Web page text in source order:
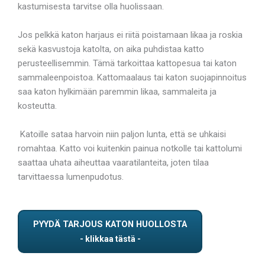
kastumisesta tarvitse olla huolissaan.
Jos pelkkä katon harjaus ei riitä poistamaan likaa ja roskia
sekä kasvustoja katolta, on aika puhdistaa katto
perusteellisemmin. Tämä tarkoittaa kattopesua tai katon
sammaleenpoistoa. Kattomaalaus tai katon suojapinnoitus
saa katon hylkimään paremmin likaa, sammaleita ja
kosteutta.
Katoille sataa harvoin niin paljon lunta, että se uhkaisi
romahtaa. Katto voi kuitenkin painua notkolle tai kattolumi
saattaa uhata aiheuttaa vaaratilanteita, joten tilaa
tarvittaessa lumenpudotus.
PYYDÄ TARJOUS KATON HUOLLOSTA